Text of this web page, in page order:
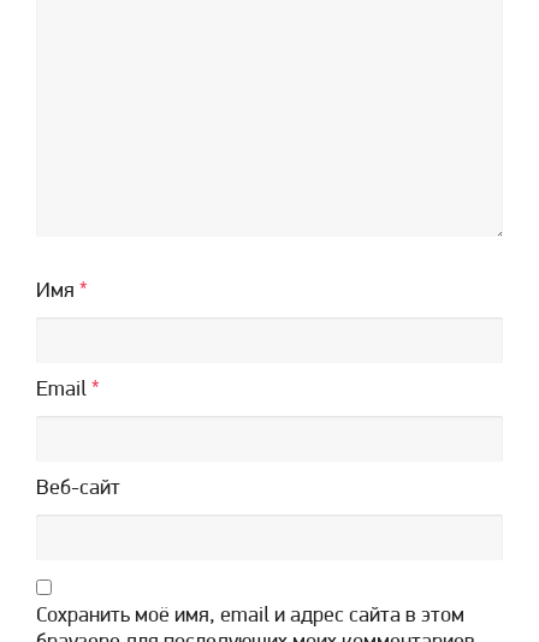
Имя *
Email *
Веб-сайт
Сохранить моё имя, email и адрес сайта в этом